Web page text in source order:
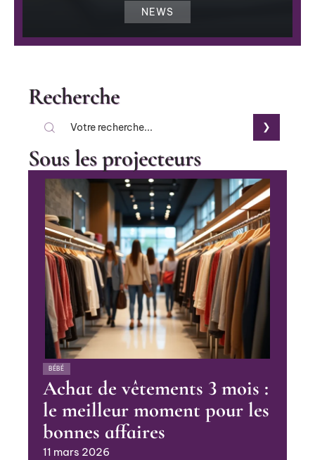
NEWS
Recherche
Sous les projecteurs
BÉBÉ
Achat de vêtements 3 mois :
le meilleur moment pour les
bonnes affaires
11 mars 2026